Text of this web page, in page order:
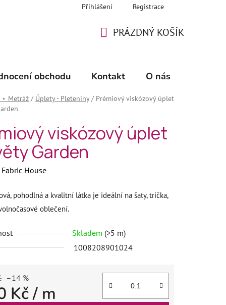
Přihlášení Registrace
KOŠÍK
PRÁZDNÝ KOŠÍK
obchodu Kontakt O nás
⋆ Metráž / Úplety - Pleteniny / Prémiový viskózový úplet
viskózový úplet
Garden
Fabric House
pohodlná a kvalitní látka je ideální na šaty, trička,
oblečení.
Skladem (>5 m)
1008208901024
–14 %
Kč/ m